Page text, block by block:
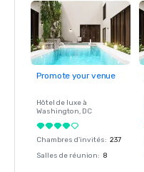
Promote your venue
Hôtel de luxe à
Washington, DC
Chambres d'invités: 237
Salles de réunion: 8